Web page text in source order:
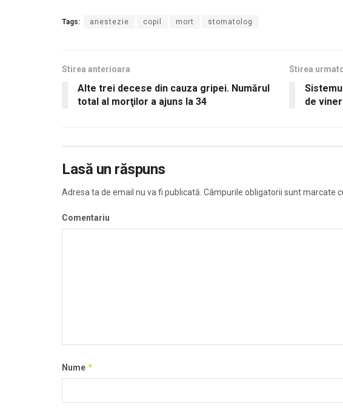
Tags: anestezie copil mort stomatolog
Stirea anterioara
Alte trei decese din cauza gripei. Numărul
total al morţilor a ajuns la 34
Stirea
de
Lasă un răspuns
Adresa ta de email nu va fi publicată. Câmpurile obligatorii sunt marcate
Comentariu
Nume *